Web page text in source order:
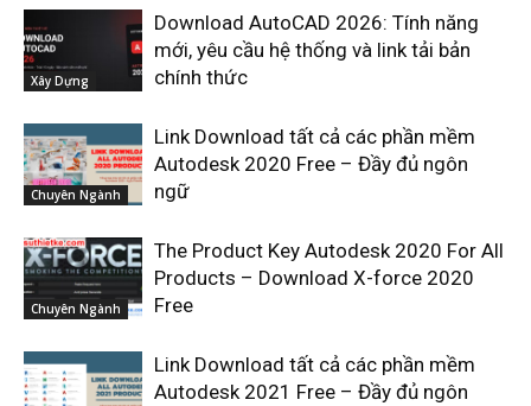
Xây Dựng
Download AutoCAD 2026: Tính năng
mới, yêu cầu hệ thống và link tải bản
chính thức
Chuyên Ngành
Link Download tất cả các phần mềm
Autodesk 2020 Free – Đầy đủ ngôn
ngữ
Chuyên Ngành
The Product Key Autodesk 2020 For All
Products – Download X-force 2020
Free
Link Download tất cả các phần mềm
Autodesk 2021 Free – Đầy đủ ngôn